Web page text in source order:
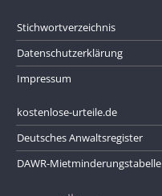
Stichwortverzeichnis
Datenschutzerklärung
Impressum
kostenlose-urteile.de
Deutsches Anwaltsregister
DAWR-Mietminderungstabelle